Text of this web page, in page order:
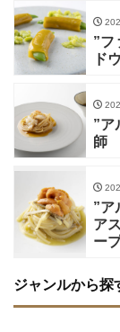
”フ
ド
”ア
師
”ア
ア
ープ
ジャンルから探